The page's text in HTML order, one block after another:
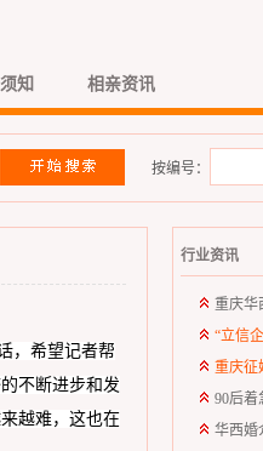
知 相亲资讯
按编号：
，希望记者帮
不断进步和发
越难，这也在
行业资讯
重庆华
“立信
重庆征
90后
华西婚